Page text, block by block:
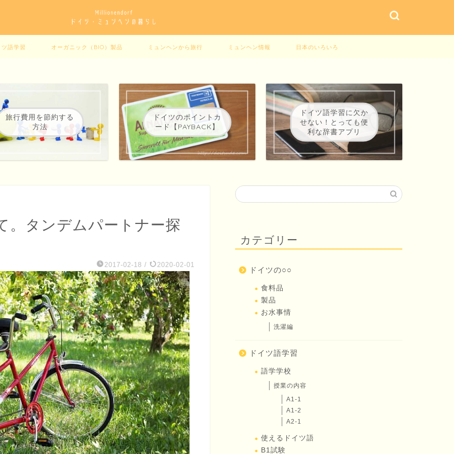
語学習 オーガニック（BIO）製品 ミュンヘンから旅行 ミュンヘン情報 日本のいろいろ
旅行費用を節約する
方法
ドイツのポイントカ
ード【PAYBACK】
ドイツ語学習に欠か
せない！とっても便
利な辞書アプリ
。タンデムパートナー探
2017-02-18 / 2020-02-01
カテゴリー
ドイツの○○
食料品
製品
お水事情
洗濯編
ドイツ語学習
語学学校
授業の内容
A1-1
A1-2
A2-1
使えるドイツ語
B1試験